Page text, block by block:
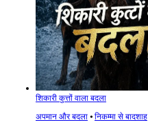
शिकारी कुत्तों वाला बदला
अपमान और बदला ⦁ निकम्मा से बादशाह